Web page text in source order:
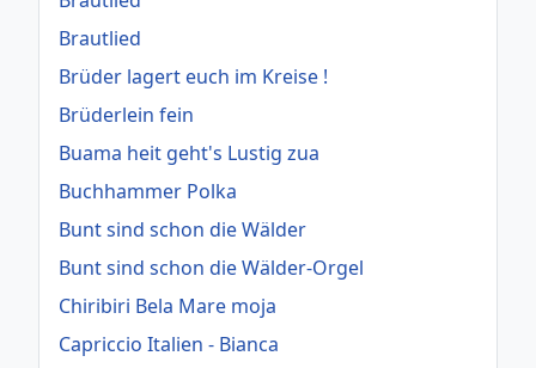
Brautlied
Brüder lagert euch im Kreise !
Brüderlein fein
Buama heit geht's Lustig zua
Buchhammer Polka
Bunt sind schon die Wälder
Bunt sind schon die Wälder-Orgel
Chiribiri Bela Mare moja
Capriccio Italien - Bianca